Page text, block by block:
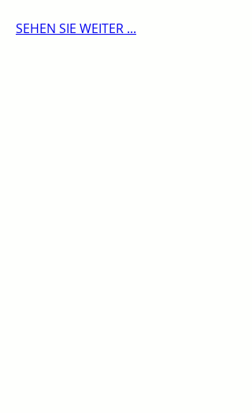
SEHEN SIE WEITER ...